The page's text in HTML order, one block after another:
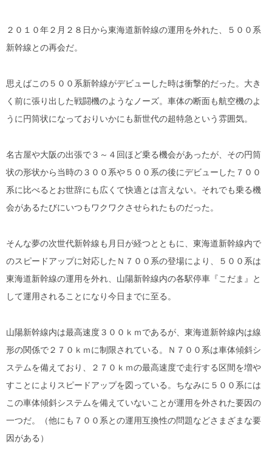
２０１０年２月２８日から東海道新幹線の運用を外れた、５００系
新幹線との再会だ。
思えばこの５００系新幹線がデビューした時は衝撃的だった。大き
く前に張り出した戦闘機のようなノーズ。車体の断面も航空機のよ
うに円筒状になっておりいかにも新世代の超特急という雰囲気。
名古屋や大阪の出張で３～４回ほど乗る機会があったが、その円筒
状の形状から当時の３００系や５００系の後にデビューした７００
系に比べるとお世辞にも広くて快適とは言えない。それでも乗る機
会があるたびにいつもワクワクさせられたものだった。
そんな夢の次世代新幹線も月日が経つとともに、東海道新幹線内で
のスピードアップに対応したＮ７００系の登場により、５００系は
東海道新幹線の運用を外れ、山陽新幹線内の各駅停車『こだま』と
して運用されることになり今日までに至る。
山陽新幹線内は最高速度３００ｋｍであるが、東海道新幹線内は線
形の関係で２７０ｋｍに制限されている。Ｎ７００系は車体傾斜シ
ステムを備えており、２７０ｋｍの最高速度で走行する区間を増や
すことによりスピードアップを図っている。ちなみに５００系には
この車体傾斜システムを備えていないことが運用を外された要因の
一つだ。（他にも７００系との運用互換性の問題などさまざまな要
因がある）